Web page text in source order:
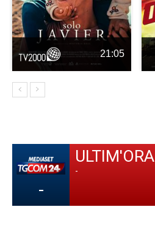
21:05
-
ULTIM'ORA
-